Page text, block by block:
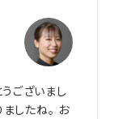
ございまし
ましたね。 お